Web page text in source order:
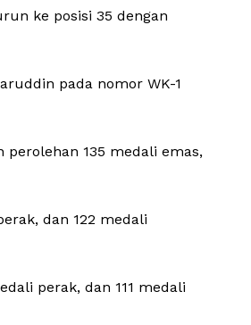
ke posisi 35 dengan
pada nomor WK-1
135 medali emas,
dan 122 medali
perak, dan 111 medali